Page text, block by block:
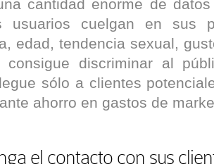
cantidad enorme de
usuarios cuelgan en sus
edad, tendencia sexual,
consigue discriminar al
sólo a clientes
ahorro en gastos de
el contacto con sus